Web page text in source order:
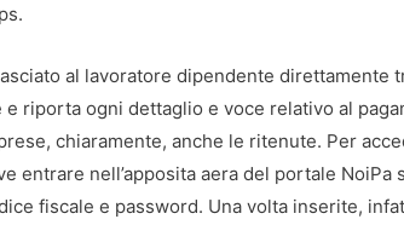
al lavoratore dipendente direttamente
e riporta ogni dettaglio e voce relativo al
chiaramente, anche le ritenute. Per
entrare nell’apposita aera del portale
fiscale e password. Una volta inserite,